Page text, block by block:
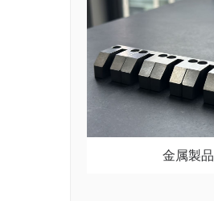
金属製品